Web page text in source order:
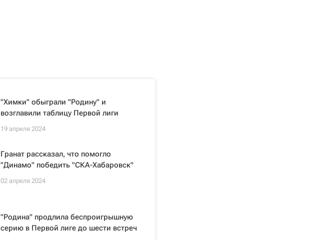
"Химки" обыграли "Родину" и
возглавили таблицу Первой лиги
19 апреля 2024
Гранат рассказал, что помогло
"Динамо" победить "СКА-Хабаровск"
02 апреля 2024
"Родина" продлила беспроигрышную
серию в Первой лиге до шести встреч